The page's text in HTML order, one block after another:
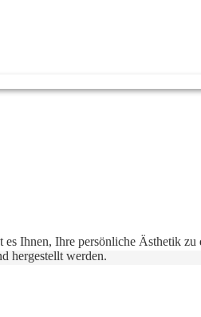
Ihnen, Ihre persönliche Ästhetik
hergestellt werden.